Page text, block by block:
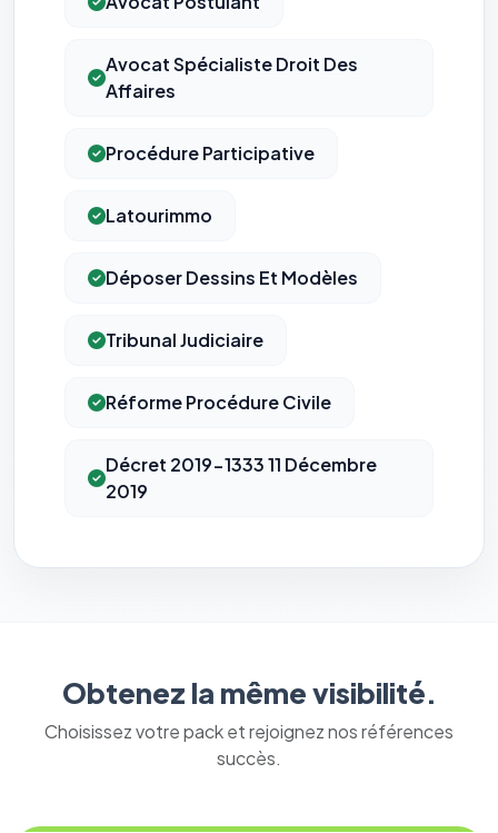
Avocat Spécialiste Droit Des
Affaires
Procédure Participative
Latourimmo
Déposer Dessins Et Modèles
Tribunal Judiciaire
Réforme Procédure Civile
Décret 2019-1333 11 Décembre
2019
Obtenez la même visibilité.
Choisissez votre pack et rejoignez nos références
succès.